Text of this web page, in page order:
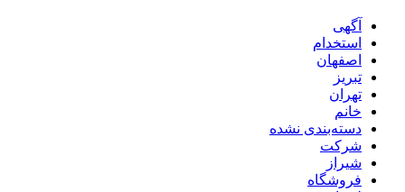
آگهی
استخدام
اصفهان
تبریز
تهران
خانم
دسته‌بندی نشده
شرکت
شیراز
فروشگاه